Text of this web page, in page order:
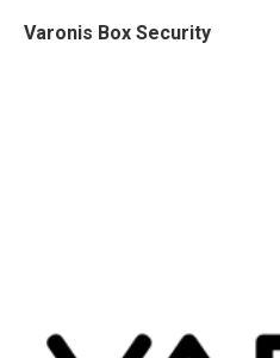
Varonis Box Security